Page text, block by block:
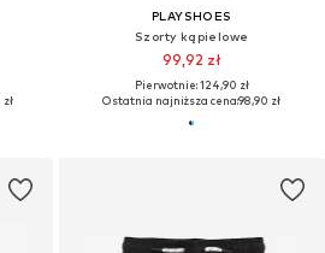
PLAYSHOES
Szorty kąpielowe
99,92 zł
Pierwotnie: 124,90 zł
Ostatnia najniższa cena:98,90 zł